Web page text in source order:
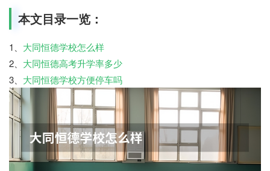
本文目录一览：
1、 大同恒德学校怎么样
2、 大同恒德高考升学率多少
3、 大同恒德学校方便停车吗